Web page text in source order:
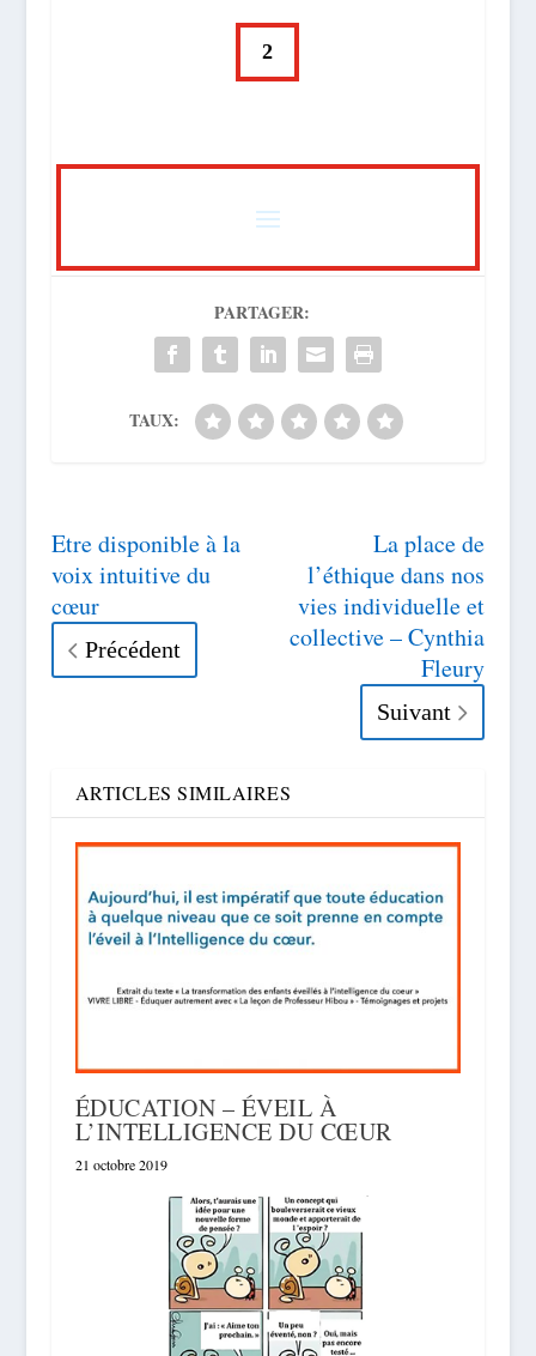
2
PARTAGER:
TAUX:
Etre disponible à la
voix intuitive du
cœur
Précédent
La place de
l’éthique dans nos
vies individuelle et
collective – Cynthia
Fleury
Suivant
ARTICLES SIMILAIRES
ÉDUCATION – ÉVEIL À
L’INTELLIGENCE DU CŒUR
21 octobre 2019